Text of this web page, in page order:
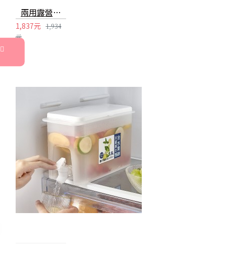
兩用露營摺疊收納桌 折疊箱 收納箱 儲物箱 小桌子 露營箱 露營桌
1,837元 1,934
元